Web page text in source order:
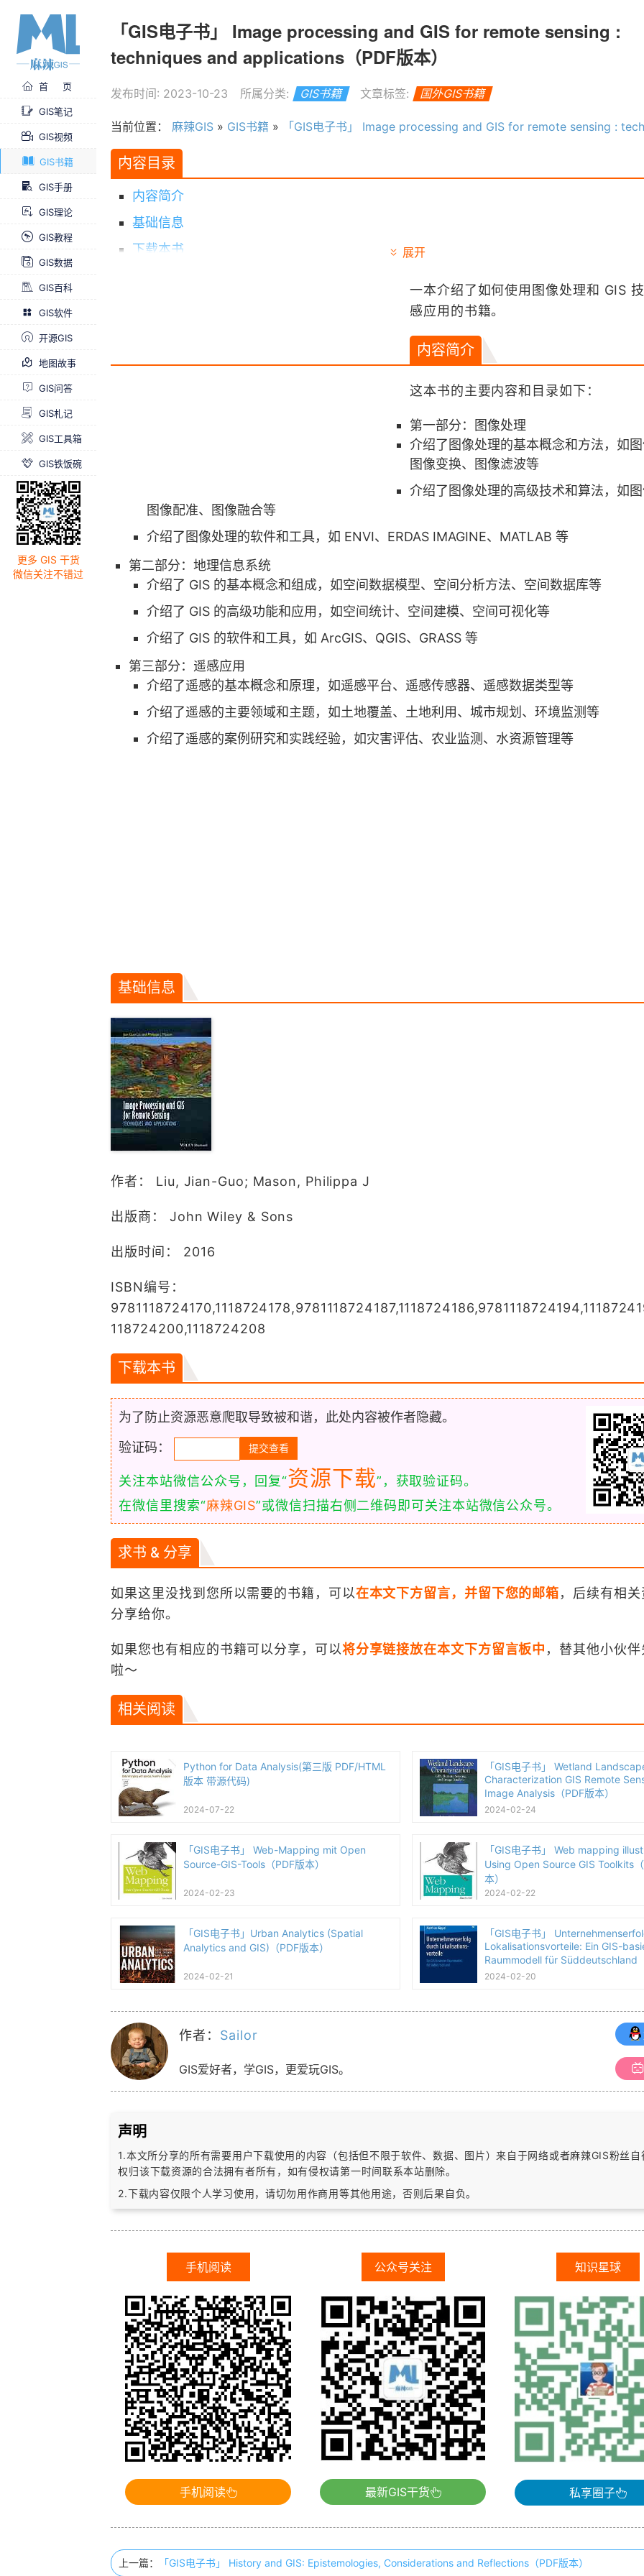
首 页
GIS笔记
GIS视频
GIS书籍
GIS手册
GIS理论
GIS教程
GIS数据
GIS百科
GIS软件
开源GIS
地图故事
GIS问答
GIS札记
GIS工具箱
GIS铁饭碗
更多 GIS 干货
微信关注不错过
「GIS电子书」 Image processing and GIS for remote sensing :
techniques and applications（PDF版本）
发布时间: 2023-10-23 所属分类: GIS书籍 文章标签: 国外GIS书籍
当前位置： 麻辣GIS » GIS书籍 » 「GIS电子书」 Image processing and GIS for remote sensing : techniques and applications
内容目录
展开
内容简介
基础信息
下载本书
一本介绍了如何使用图像处理和 GIS
感应用的书籍。
内容简介
这本书的主要内容和目录如下：
第一部分：图像处理
介绍了图像处理的基本概念和方法，如图
图像变换、图像滤波等
介绍了图像处理的高级技术和算法，如图
图像配准、图像融合等
介绍了图像处理的软件和工具，如 ENVI、ERDAS IMAGINE、MATLAB 等
第二部分：地理信息系统
介绍了 GIS 的基本概念和组成，如空间数据模型、空间分析方法、空间数据库等
介绍了 GIS 的高级功能和应用，如空间统计、空间建模、空间可视化等
介绍了 GIS 的软件和工具，如 ArcGIS、QGIS、GRASS 等
第三部分：遥感应用
介绍了遥感的基本概念和原理，如遥感平台、遥感传感器、遥感数据类型等
介绍了遥感的主要领域和主题，如土地覆盖、土地利用、城市规划、环境监测等
介绍了遥感的案例研究和实践经验，如灾害评估、农业监测、水资源管理等
基础信息
作者： Liu, Jian-Guo; Mason, Philippa J
出版商： John Wiley & Sons
出版时间： 2016
ISBN编号：
118724200,1118724208
下载本书
为了防止资源恶意爬取导致被和谐，此处内容被作者隐藏。
验证码：
关注本站微信公众号，回复“资源下载”，获取验证码。
在微信里搜索“麻辣GIS”或微信扫描右侧二维码即可关注本站微信公众号。
求书 & 分享
如果这里没找到您所以需要的书籍，可以在本文下方留言，并留下您的邮箱，后续有相
分享给你。
如果您也有相应的书籍可以分享，可以将分享链接放在本文下方留言板中 ，替其他小伙
啦～
相关阅读
Python for Data Analysis(第三版 PDF/HTML
版本 带源代码)
2024-07-22
「GIS电子书」 Wetland
Characterization GIS Remote
Image Analysis（PDF版本）
2024-02-24
「GIS电子书」 Web-Mapping mit Open
Source-GIS-Tools（PDF版本）
2024-02-23
「GIS电子书」 Web mapping
Using Open Source GIS Toolkits
本）
2024-02-22
「GIS电子书」Urban Analytics (Spatial
Analytics and GIS)（PDF版本）
2024-02-21
「GIS电子书」
Lokalisationsvorteile: Ein GIS-
Raummodell für Süddeutschland
本）
2024-02-20
作者： Sailor
GIS爱好者，学GIS，更爱玩GIS。
声明
1.本文所分享的所有需要用户下载使用的内容（包括但不限于软件、数据、图片）来自于网络或者麻辣GIS粉丝自
权归该下载资源的合法拥有者所有， 如有侵权请第一时间联系本站删除。
2.下载内容仅限个人学习使用，请切勿用作商用等其他用途，否则后果自负。
手机阅读 公众号关注 知识星球
手机阅读 最新GIS干货 私享圈子
上一篇： 「GIS电子书」 History and GIS: Epistemologies, Considerations and Reflections（PDF版本）